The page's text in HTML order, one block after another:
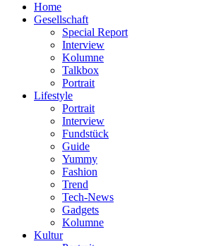
Home
Gesellschaft
Special Report
Interview
Kolumne
Talkbox
Portrait
Lifestyle
Portrait
Interview
Fundstück
Guide
Yummy
Fashion
Trend
Tech-News
Gadgets
Kolumne
Kultur